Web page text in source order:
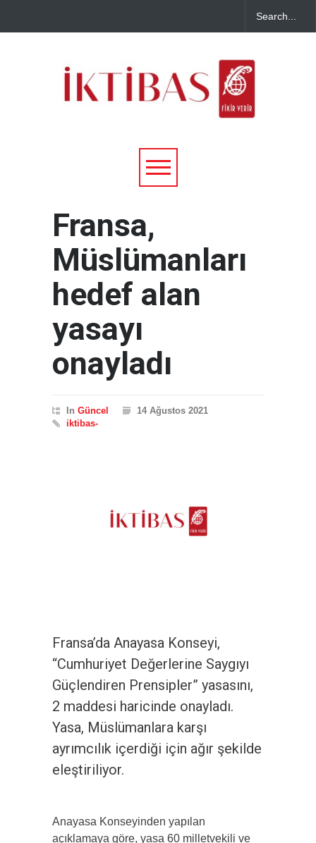
Fransa,
Müslümanları
hedef alan
yasayı
onayladı
In Güncel
14 Ağustos 2021
iktibas-
Fransa’da Anayasa Konseyi,
“Cumhuriyet Değerlerine Saygıyı
Güçlendiren Prensipler” yasasını,
2 maddesi haricinde onayladı.
Yasa, Müslümanlara karşı
ayrımcılık içerdiği için ağır şekilde
eleştiriliyor.
Anayasa Konseyinden yapılan
açıklamaya göre, yasa 60 milletvekili ve